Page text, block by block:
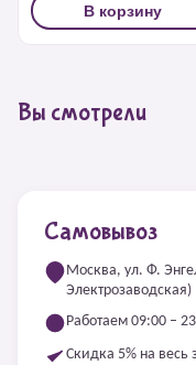
В корзину
Вы смотрели
Самовывоз
Москва, ул. Ф.
Электрозаводская)
Работаем 09:00 –
Скидка 5% на весь